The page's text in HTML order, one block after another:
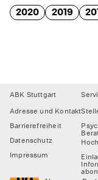
2020
2019
Footer
ABK Stuttgart
Adresse und Kontakt
Barrierefreiheit
Datenschutz
Impressum